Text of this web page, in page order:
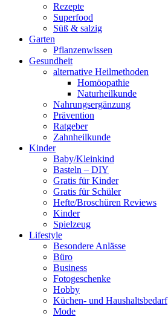
Rezepte
Superfood
Süß & salzig
Garten
Pflanzenwissen
Gesundheit
alternative Heilmethoden
Homöopathie
Naturheilkunde
Nahrungsergänzung
Prävention
Ratgeber
Zahnheilkunde
Kinder
Baby/Kleinkind
Basteln – DIY
Gratis für Kinder
Gratis für Schüler
Hefte/Broschüren Reviews
Kinder
Spielzeug
Lifestyle
Besondere Anlässe
Büro
Business
Fotogeschenke
Hobby
Küchen- und Haushaltsbedarf
Mode